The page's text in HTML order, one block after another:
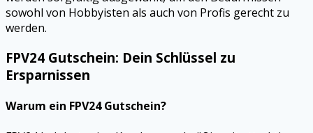
sowohl von Hobbyisten als auch von Profis gerecht zu
werden.
FPV24 Gutschein: Dein Schlüssel zu
Ersparnissen
Warum ein FPV24 Gutschein?